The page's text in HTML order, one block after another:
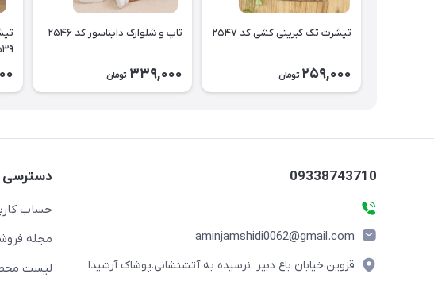
تیشرت تک کبریتی کشی کد ۲۵۴۷
259,000 تومان
تاپ و شلوارک دایناسور کد ۲۵۴۶
339,000 تومان
09338743710
aminjamshidi0062@gmail.com
قزوین.خیابان باغ دبیر .نرسیده به آتشنشانی.پوشاک آرشیدا
دسترسی
حساب
مجله
لیست